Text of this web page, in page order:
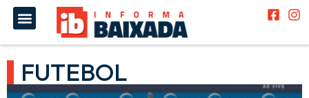
FUTEBOL